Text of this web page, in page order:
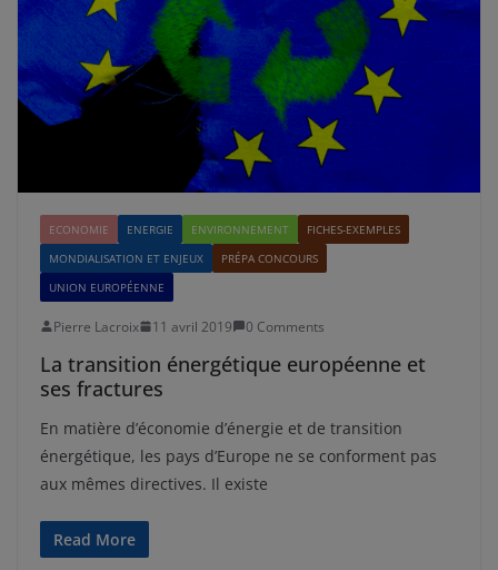
ECONOMIE ENERGIE ENVIRONNEMENT
FICHES-EXEMPLES
MONDIALISATION ET ENJEUX
PRÉPA CONCOURS
UNION EUROPÉENNE
Pierre Lacroix 11 avril 2019 0 Comments
La transition énergétique européenne et
ses fractures
En matière d’économie d’énergie et de transition
énergétique, les pays d’Europe ne se conforment pas
aux mêmes directives. Il existe
Read More